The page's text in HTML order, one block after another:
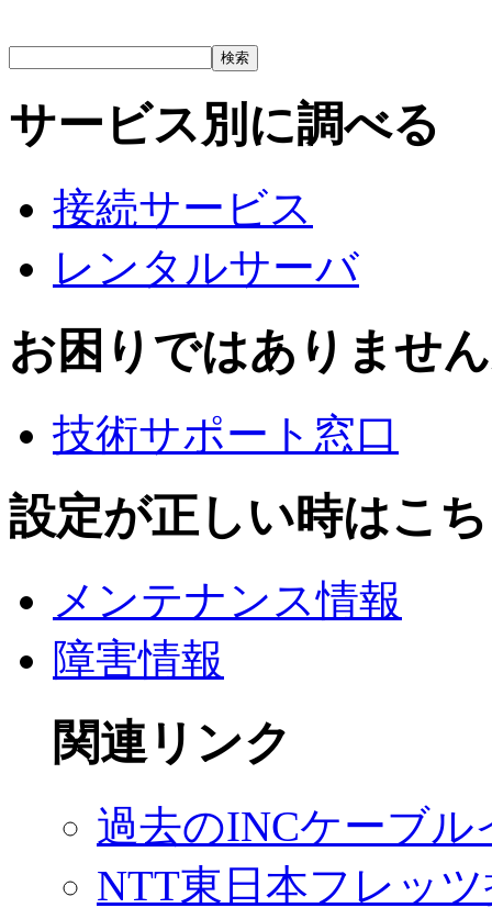
サービス別に調べる
接続サービス
レンタルサーバ
お困りではありませ
技術サポート窓口
設定が正しい時はこ
メンテナンス情報
障害情報
関連リンク
過去のINCケーブ
NTT東日本フレッ